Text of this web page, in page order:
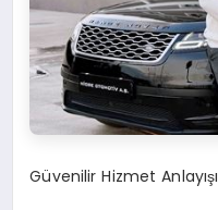
Güvenilir Hizmet Anlayışı